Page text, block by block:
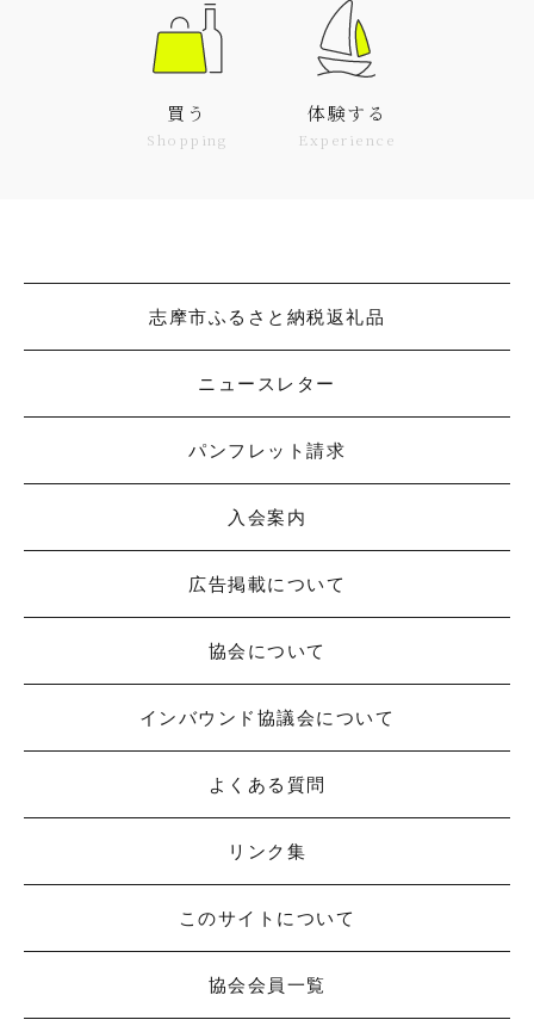
買う
Shopping
体験する
Experience
志摩市ふるさと納税返礼品
ニュースレター
パンフレット請求
入会案内
広告掲載について
協会について
インバウンド協議会について
よくある質問
リンク集
このサイトについて
協会会員一覧